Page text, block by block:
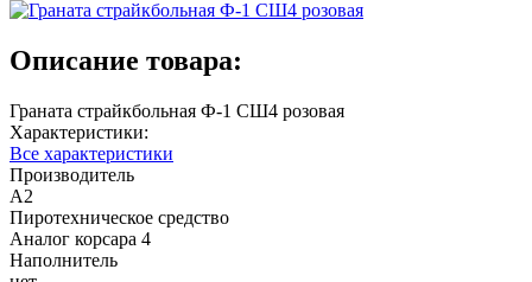
Описание товара:
Граната страйкбольная Ф-1 СШ4 розовая
Характеристики:
Все характеристики
Производитель
A2
Пиротехническое средство
Аналог корсара 4
Наполнитель